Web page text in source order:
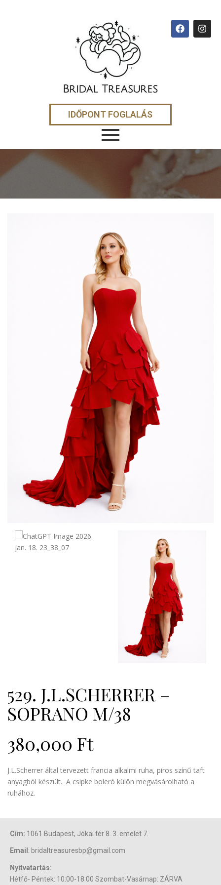
IDŐPONT FOGLALÁS
529. J.L.SCHERRER –
SOPRANO M/38
380,000 Ft
J.L.Scherrer által tervezett francia alkalmi ruha, piros színű taft
anyagból készült. A csipke boleró külön megvásárolható a
ruhához.
Cím: 1061 Budapest, Jókai tér 8. 3. emelet 7.
Email : bridaltreasuresbp@gmail.com
Nyitvatartás:
Hétfő- Péntek: 10:00-18:00 Szombat-Vasárnap: ZÁRVA